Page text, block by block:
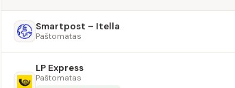
Smartpost – Itella
Paštomatas
LP Express
Paštomatas